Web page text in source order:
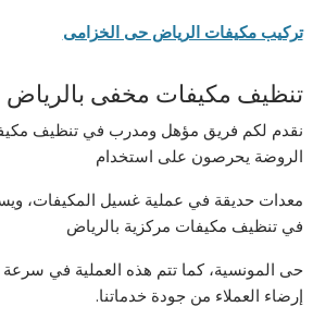
تركيب مكيفات الرياض حى الخزامى
تنظيف مكيفات مخفى بالرياض
نقدم لكم فريق مؤهل ومدرب في تنظيف
الروضة يحرصون على استخدام
معدات حديقة في عملية غسيل المكيفات،
في تنظيف مكيفات مركزية بالرياض
حى المونسية، كما تتم هذه العملية في سرعة
إرضاء العملاء من جودة خدماتنا.